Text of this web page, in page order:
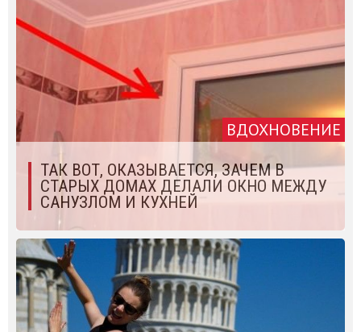
ВДОХНОВЕНИЕ
ТАК ВОТ, ОКАЗЫВАЕТСЯ, ЗАЧЕМ В
СТАРЫХ ДОМАХ ДЕЛАЛИ ОКНО МЕЖДУ
САНУЗЛОМ И КУХНЕЙ